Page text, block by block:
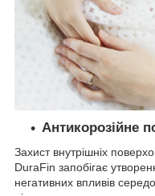
Антикорозійне
Захист внутрішніх
DuraFin запобігає
негативних впливів